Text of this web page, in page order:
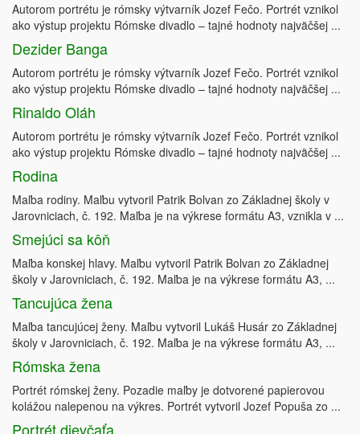
Autorom portrétu je rómsky výtvarník Jozef Fečo. Portrét vznikol
ako výstup projektu Rómske divadlo – tajné hodnoty najväčšej ...
Dezider Banga
Autorom portrétu je rómsky výtvarník Jozef Fečo. Portrét vznikol
ako výstup projektu Rómske divadlo – tajné hodnoty najväčšej ...
Rinaldo Oláh
Autorom portrétu je rómsky výtvarník Jozef Fečo. Portrét vznikol
ako výstup projektu Rómske divadlo – tajné hodnoty najväčšej ...
Rodina
Maľba rodiny. Maľbu vytvoril Patrik Bolvan zo Základnej školy v
Jarovniciach, č. 192. Maľba je na výkrese formátu A3, vznikla v ...
Smejúci sa kôň
Maľba konskej hlavy. Maľbu vytvoril Patrik Bolvan zo Základnej
školy v Jarovniciach, č. 192. Maľba je na výkrese formátu A3, ...
Tancujúca žena
Maľba tancujúcej ženy. Maľbu vytvoril Lukáš Husár zo Základnej
školy v Jarovniciach, č. 192. Maľba je na výkrese formátu A3, ...
Rómska žena
Portrét rómskej ženy. Pozadie maľby je dotvorené papierovou
kolážou nalepenou na výkres. Portrét vytvoril Jozef Popuša zo ...
Portrét dievčaťa